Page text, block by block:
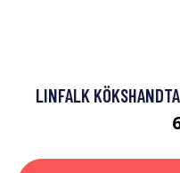
LINFALK